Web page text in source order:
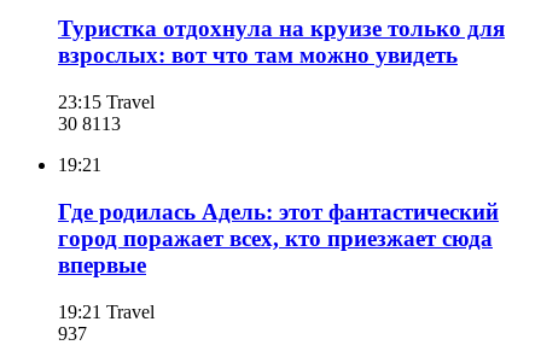
Туристка отдохнула на круизе только для
взрослых: вот что там можно увидеть
23:15 Travel
30 8113
19:21
Где родилась Адель: этот фантастический
город поражает всех, кто приезжает сюда
впервые
19:21 Travel
937